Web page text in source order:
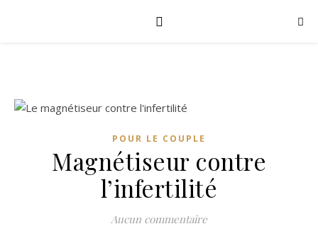
POUR LE COUPLE
Magnétiseur contre
l’infertilité
Aucun commentaire